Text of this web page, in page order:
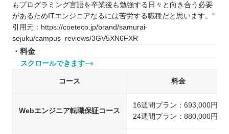
もプログラミング言語を卒業後も勉強する日々と向き合う必要
があるためITエンジニアなるには苦労する職種だと思います。”
引用元：https://coeteco.jp/brand/samurai-
sejuku/campus_reviews/3GV5XN6FXR
・料金
スクロールできます
コース 料金
Webエンジニア転職保証コース
16週間プラン：693,000円
24週間プラン：880,000円